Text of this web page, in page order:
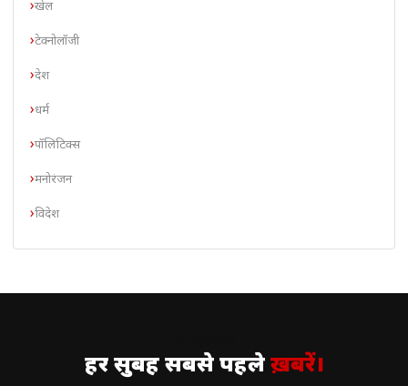
खेल
टेक्नोलॉजी
देश
धर्म
पॉलिटिक्स
मनोरंजन
विदेश
हर सुबह सबसे पहलेख़बरें।